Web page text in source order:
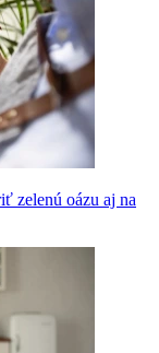
zelenú oázu aj na